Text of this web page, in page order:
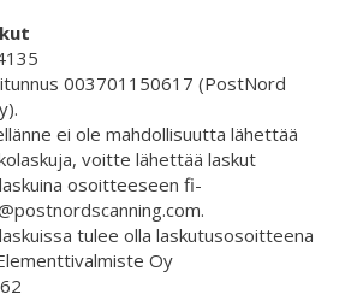
003701150617 (PostNord
ei ole mahdollisuutta lähettää
voitte lähettää laskut
osoitteeseen fi-
tulee olla laskutusosoitteena
Oy